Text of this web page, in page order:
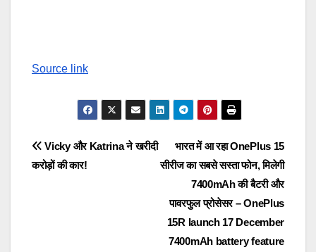
Source link
Post
navigation
भारत में आ रहा OnePlus 15
सीरीज का सबसे सस्ता फोन, मिलेगी
7400mAh की बैटरी और
पावरफुल प्रोसेसर – OnePlus
15R launch 17 December
7400mAh battery feature
Vicky और Katrina ने खरीदी
करोड़ों की कार!